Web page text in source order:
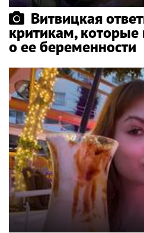
Витвицкая
критикам, которые
о ее беременности